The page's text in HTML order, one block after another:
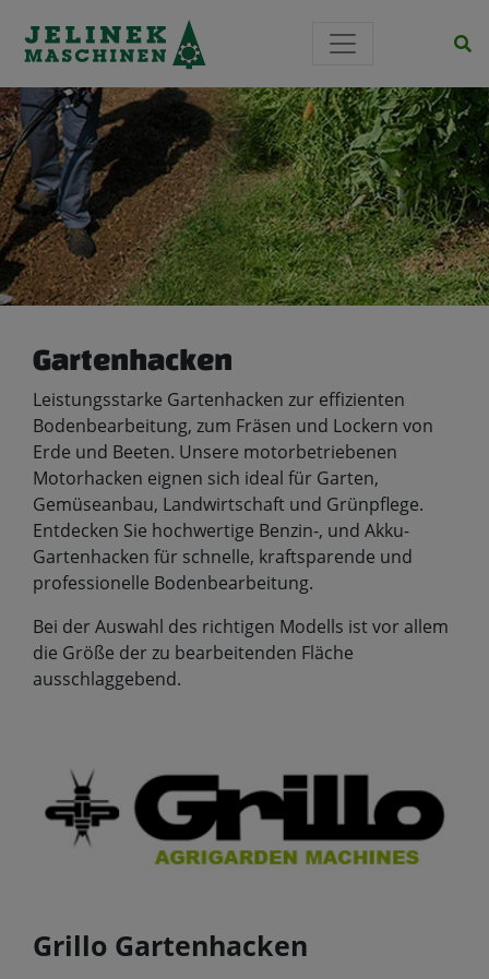
Gartenhacken
Leistungsstarke Gartenhacken zur effizienten
Bodenbearbeitung, zum Fräsen und Lockern von
Erde und Beeten. Unsere motorbetriebenen
Motorhacken eignen sich ideal für Garten,
Gemüseanbau, Landwirtschaft und Grünpflege.
Entdecken Sie hochwertige Benzin-, und Akku-
Gartenhacken für schnelle, kraftsparende und
professionelle Bodenbearbeitung.
Bei der Auswahl des richtigen Modells ist vor allem
die Größe der zu bearbeitenden Fläche
ausschlaggebend.
Grillo Gartenhacken